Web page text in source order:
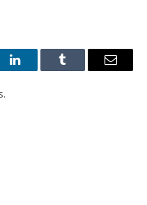
LinkedInTumblr
E-